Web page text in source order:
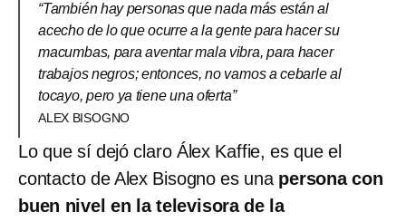
“También hay personas que nada más están al
acecho de lo que ocurre a la gente para hacer su
macumbas, para aventar mala vibra, para hacer
trabajos negros; entonces, no vamos a cebarle al
tocayo, pero ya tiene una oferta”
ALEX BISOGNO
Lo que sí dejó claro Álex Kaffie, es que el
contacto de Alex Bisogno es una persona con
buen nivel en la televisora de la